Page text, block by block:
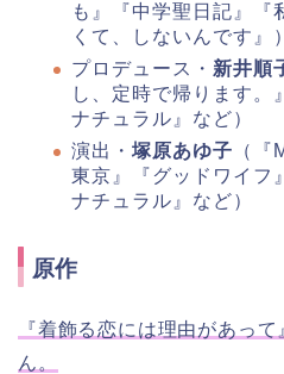
も』『中学聖日記』『
くて、しないんです』）
プロデュース・ 新井順
し、定時で帰ります。
ナチュラル』など）
演出・ 塚原あゆ子 （
東京』『グッドワイフ
ナチュラル』など）
原作
『着飾る恋には理由があっ
ん。